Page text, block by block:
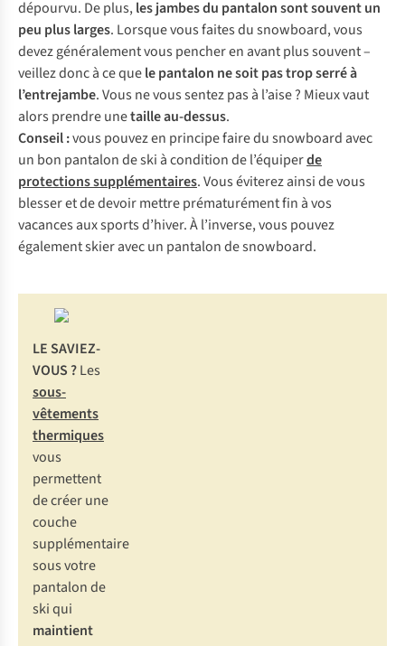
dépourvu. De plus,les jambes du pantalon sont souvent un
peu plus larges. Lorsque vous faites du snowboard, vous
devez généralement vous pencher en avant plus souvent –
veillez donc à ce quele pantalon ne soit pas trop serré à
l’entrejambe. Vous ne vous sentez pas à l’aise ? Mieux vaut
alors prendre unetaille au-dessus.
Conseil :vous pouvez en principe faire du snowboard avec
un bon pantalon de ski à condition de l’équiperde
protections supplémentaires. Vous éviterez ainsi de vous
blesser et de devoir mettre prématurément fin à vos
vacances aux sports d’hiver. À l’inverse, vous pouvez
également skier avec un pantalon de snowboard.
LE SAVIEZ-
VOUS ?Les
sous-
vêtements
thermiques
vous
permettent
de créer une
couche
supplémentaire
sous votre
pantalon de
ski qui
maintient